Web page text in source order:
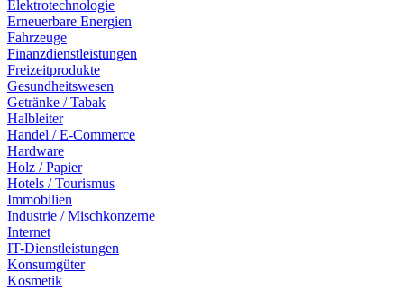
Elektrotechnologie
Erneuerbare Energien
Fahrzeuge
Finanzdienstleistungen
Freizeitprodukte
Gesundheitswesen
Getränke / Tabak
Halbleiter
Handel / E-Commerce
Hardware
Holz / Papier
Hotels / Tourismus
Immobilien
Industrie / Mischkonzerne
Internet
IT-Dienstleistungen
Konsumgüter
Kosmetik